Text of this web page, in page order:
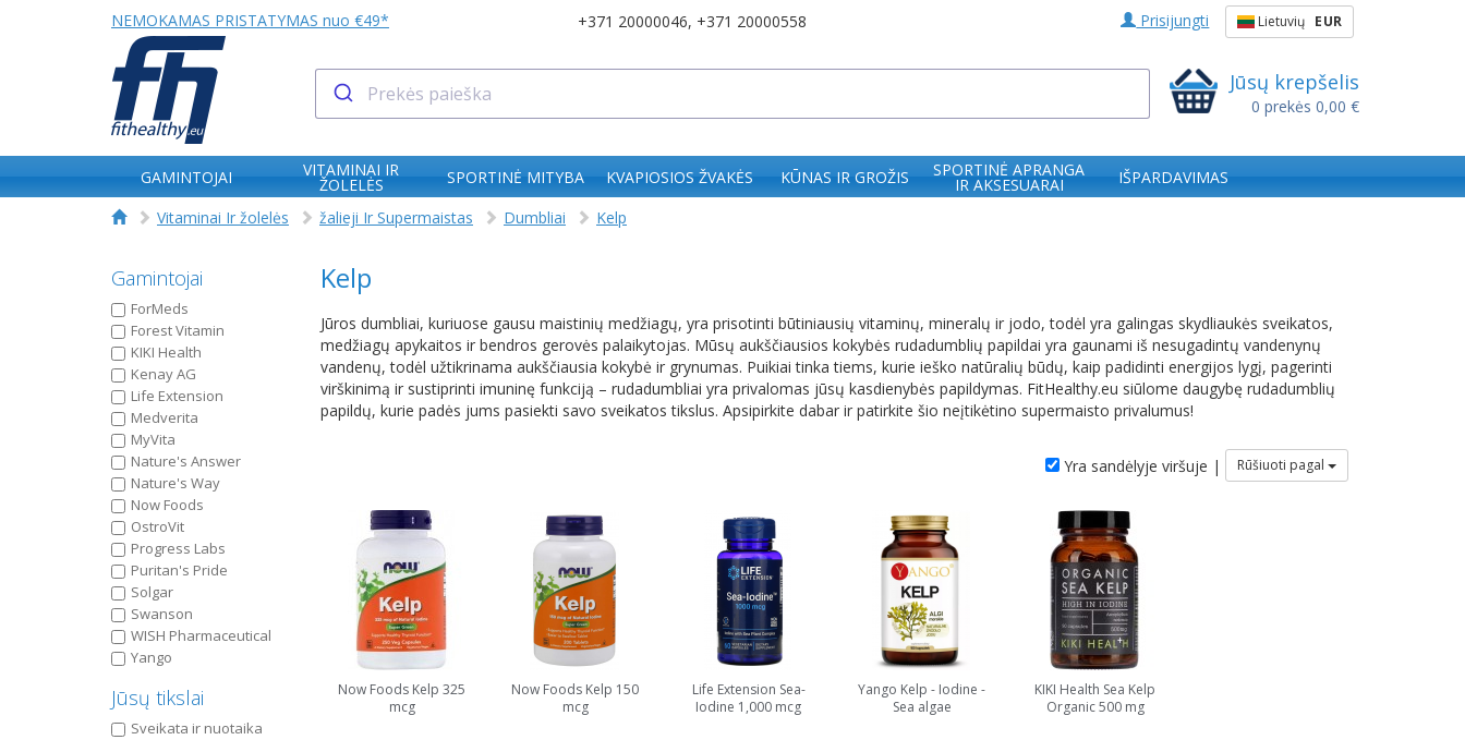
NEMOKAMAS PRISTATYMAS nuo €49* +371 20000046, +371 20000558 Prisijungti Lietuvių EUR
Jūsų krepšelis
0 prekės 0,00 €
GAMINTOJAI VITAMINAI IR
ŽOLELĖS SPORTINĖ MITYBA KVAPIOSIOS ŽVAKĖS KŪNAS IR GROŽIS SPORTINĖ APRANGA
IR AKSESUARAI
IŠPARDAVIMAS
Vitaminai Ir žolelės
žalieji Ir Supermaistas Dumbliai Kelp
Gamintojai
ForMeds
Forest Vitamin
KIKI Health
Kenay AG
Life Extension
Medverita
MyVita
Nature's Answer
Nature's Way
Now Foods
OstroVit
Progress Labs
Puritan's Pride
Solgar
Swanson
WISH Pharmaceutical
Yango
Jūsų tikslai
Sveikata ir nuotaika
Kelp
Jūros dumbliai, kuriuose gausu maistinių medžiagų, yra prisotinti būtiniausių vitaminų, mineralų ir jodo, todėl yra galingas skydliaukės sveikatos,
medžiagų apykaitos ir bendros gerovės palaikytojas. Mūsų aukščiausios kokybės rudadumblių papildai yra gaunami iš nesugadintų vandenynų
vandenų, todėl užtikrinama aukščiausia kokybė ir grynumas. Puikiai tinka tiems, kurie ieško natūralių būdų, kaip padidinti energijos lygį, pagerinti
virškinimą ir sustiprinti imuninę funkciją – rudadumbliai yra privalomas jūsų kasdienybės papildymas. FitHealthy.eu siūlome daugybę rudadumblių
papildų, kurie padės jums pasiekti savo sveikatos tikslus. Apsipirkite dabar ir patirkite šio neįtikėtino supermaisto privalumus!
Yra sandėlyje viršuje | Rūšiuoti pagal
Now Foods Kelp 325
mcg
Now Foods Kelp 150
mcg
Life Extension Sea-
Iodine 1,000 mcg
Yango Kelp - Iodine -
Sea algae
KIKI Health Sea Kelp
Organic 500 mg